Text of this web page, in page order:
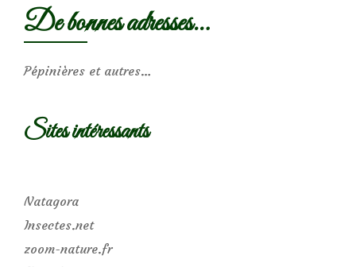
De bonnes adresses…
Pépinières et autres…
Sites intéressants
Natagora
Insectes.net
zoom-nature.fr